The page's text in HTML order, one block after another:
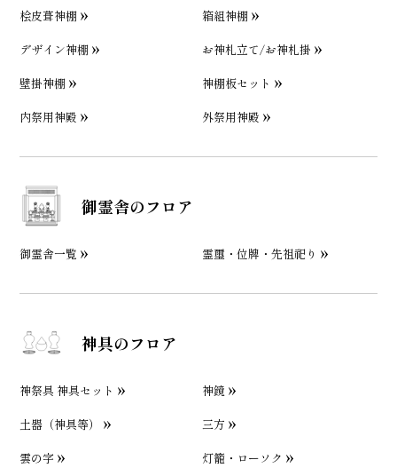
桧皮葺神棚
箱組神棚
デザイン神棚
お神札立て/お神札掛
壁掛神棚
神棚板セット
内祭用神殿
外祭用神殿
御霊舎のフロア
御霊舎一覧 霊璽・位牌・先祖祀り
神具のフロア
神祭具 神具セット
神鏡
土器（神具等）
三方
雲の字
灯籠・ローソク